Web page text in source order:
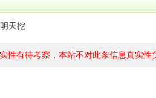
天挖
性有待考察，本站不对此条信息真实性